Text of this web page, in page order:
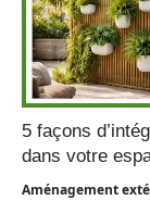
5 façons
dans votre
Aménagement